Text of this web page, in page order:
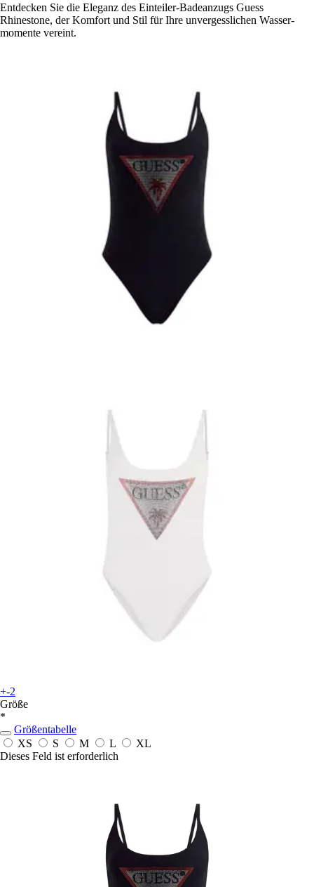
Entdecken Sie die Eleganz des Einteiler-Badeanzugs Guess
Rhinestone, der Komfort und Stil für Ihre unvergesslichen Wasser-
momente vereint.
+-2
Größe
*
Größentabelle
XS
S M L
XL
Dieses Feld ist erforderlich